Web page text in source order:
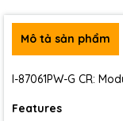
Mô tả sản phẩm
I-87061PW-G CR:
Features